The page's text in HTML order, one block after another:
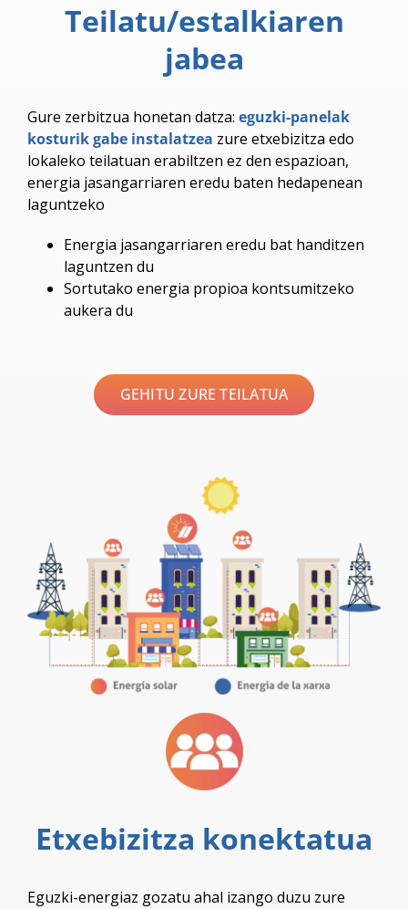
Teilatu/estalkiaren
jabea
Gure zerbitzua honetan datza: eguzki-panelak
kosturik gabe instalatzea zure etxebizitza edo
lokaleko teilatuan erabiltzen ez den espazioan,
energia jasangarriaren eredu baten hedapenean
laguntzeko
Energia jasangarriaren eredu bat handitzen
laguntzen du
Sortutako energia propioa kontsumitzeko
aukera du
GEHITU ZURE TEILATUA
Etxebizitza konektatua
Eguzki-energiaz gozatu ahal izango duzu zure